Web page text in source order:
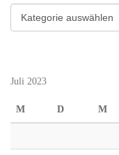
Kategorien
Juli 2023
M D M